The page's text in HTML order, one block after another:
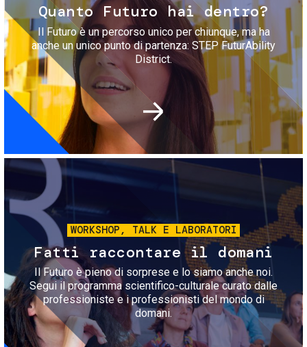
Quanto Futuro hai dentro?
Il Futuro è un percorso unico per chiunque, ma ha
anche un unico punto di partenza: STEP FuturAbility
District.
Immagine
WORKSHOP, TALK E LABORATORI
Fatti raccontare il domani
Il Futuro è pieno di sorprese e lo siamo anche noi.
Segui il programma scientifico-culturale curato dalle
professioniste e i professionisti del mondo di
domani.